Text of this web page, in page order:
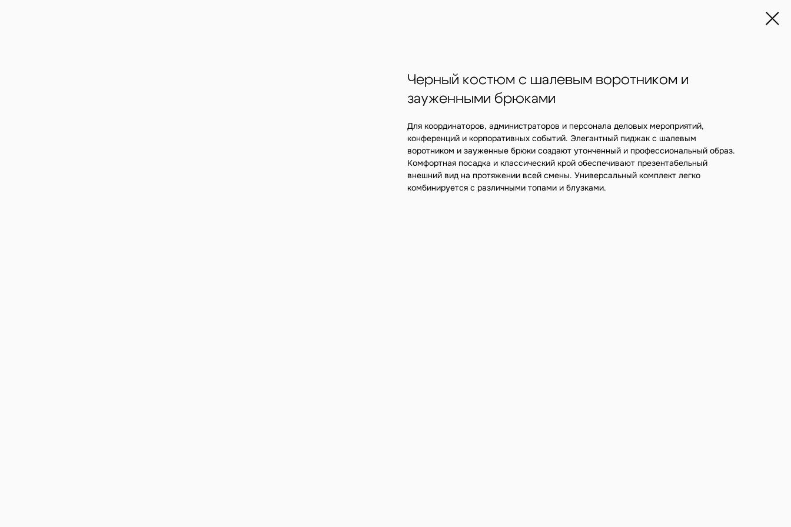
Черный костюм с шалевым воротником и
зауженными брюками
Для координаторов, администраторов и персонала деловых мероприятий,
конференций и корпоративных событий. Элегантный пиджак с шалевым
воротником и зауженные брюки создают утонченный и профессиональный образ.
Комфортная посадка и классический крой обеспечивают презентабельный
внешний вид на протяжении всей смены. Универсальный комплект легко
комбинируется с различными топами и блузками.